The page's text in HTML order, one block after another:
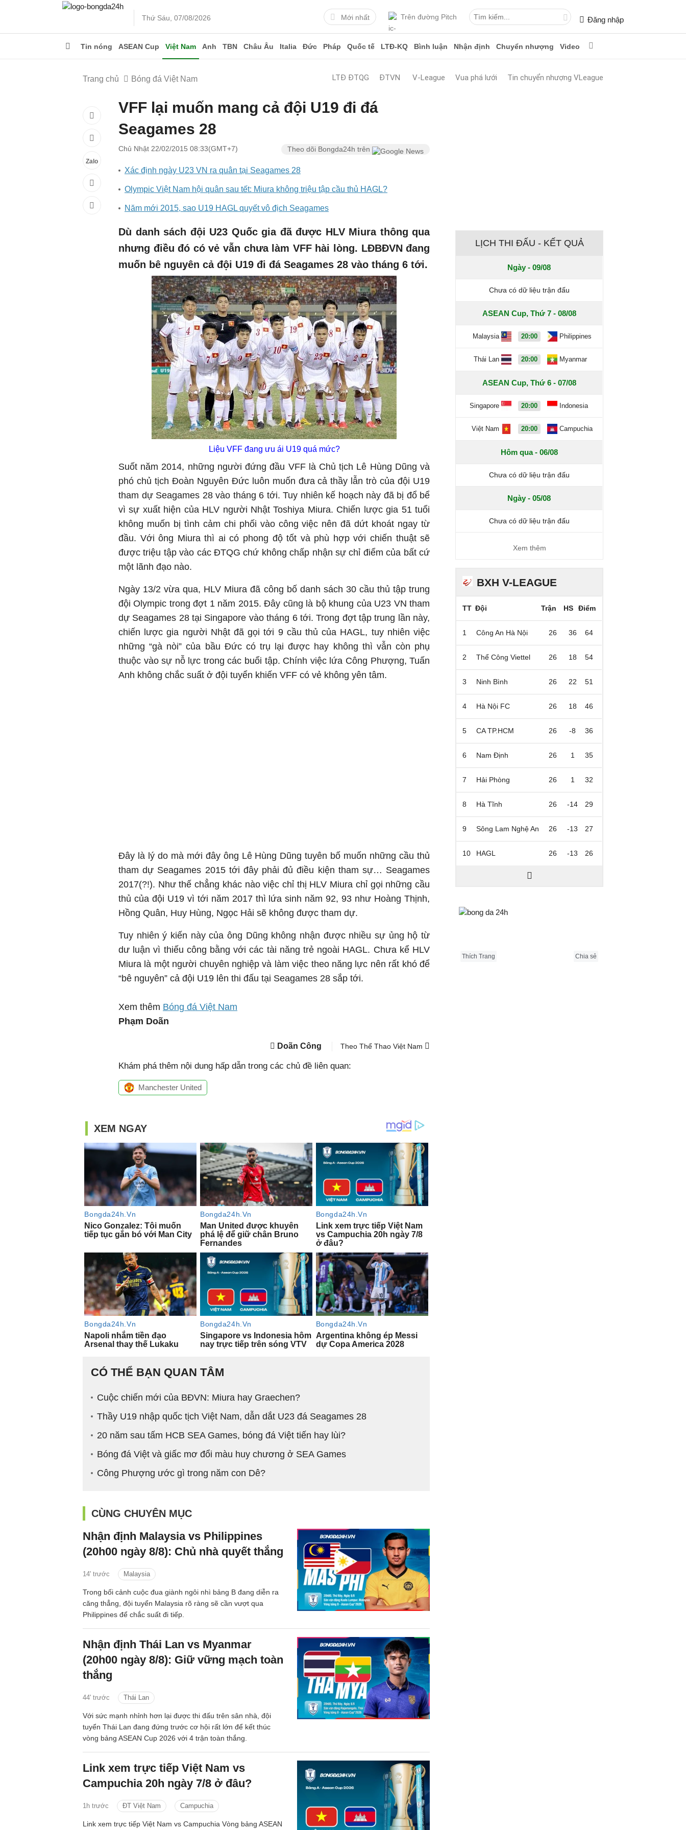
Thứ Sáu, 07/08/2026 Mới nhất Trên đường Pitch Đăng nhập
Tin nóng ASEAN Cup Việt Nam Anh TBN Châu Âu Italia Đức Pháp Quốc tế LTĐ-KQ Bình luận Nhận định Chuyển nhượng Video
Trang chủ Bóng đá Việt Nam LTĐ ĐTQG ĐTVN V-League Vua phá lưới Tin chuyển nhượng VLeague
Zalo
VFF lại muốn mang cả đội U19 đi đá
Seagames 28
Chủ Nhật 22/02/2015 08:33(GMT+7) Theo dõi Bongda24h trên
Xác định ngày U23 VN ra quân tại Seagames 28
Olympic Việt Nam hội quân sau tết: Miura không triệu tập cầu thủ HAGL?
Năm mới 2015, sao U19 HAGL quyết vô địch Seagames
Dù danh sách đội U23 Quốc gia đã được HLV Miura thông qua
nhưng điều đó có vẻ vẫn chưa làm VFF hài lòng. LĐBĐVN đang
muốn bê nguyên cả đội U19 đi đá Seagames 28 vào tháng 6 tới.
Liệu VFF đang ưu ái U19 quá mức?
Suốt năm 2014, những người đứng đầu VFF là Chủ tịch Lê Hùng Dũng và
phó chủ tịch Đoàn Nguyên Đức luôn muốn đưa cả thầy lẫn trò của đội U19
tham dự Seagames 28 vào tháng 6 tới. Tuy nhiên kế hoạch này đã bị đổ bể
vì sự xuất hiện của HLV người Nhật Toshiya Miura. Chiến lược gia 51 tuổi
không muốn bị tình cảm chi phối vào công việc nên đã dứt khoát ngay từ
đầu. Với ông Miura thì ai có phong độ tốt và phù hợp với chiến thuật sẽ
được triệu tập vào các ĐTQG chứ không chấp nhận sự chỉ điểm của bất cứ
một lãnh đạo nào.
Ngày 13/2 vừa qua, HLV Miura đã công bố danh sách 30 cầu thủ tập trung
đội Olympic trong đợt 1 năm 2015. Đây cũng là bộ khung của U23 VN tham
dự Seagames 28 tại Singapore vào tháng 6 tới. Trong đợt tập trung lần này,
chiến lược gia người Nhật đã gọi tới 9 cầu thủ của HAGL, tuy nhiên việc
những “gà nòi” của bầu Đức có trụ lại được hay không thì vẫn còn phụ
thuộc vào sự nỗ lực trong các buổi tập. Chính việc lứa Công Phượng, Tuấn
Anh không chắc suất ở đội tuyển khiến VFF có vẻ không yên tâm.
Đây là lý do mà mới đây ông Lê Hùng Dũng tuyên bố muốn những cầu thủ
tham dự Seagames 2015 tới đây phải đủ điều kiện tham sự… Seagames
2017(?!). Như thế chẳng khác nào việc chỉ thị HLV Miura chỉ gọi những cầu
thủ của đội U19 vì tới năm 2017 thì lứa sinh năm 92, 93 như Hoàng Thịnh,
Hồng Quân, Huy Hùng, Ngọc Hải sẽ không được tham dự.
Tuy nhiên ý kiến này của ông Dũng không nhận được nhiều sự ủng hộ từ
dư luận vì thiếu công bằng với các tài năng trẻ ngoài HAGL. Chưa kể HLV
Miura là một người chuyên nghiệp và làm việc theo năng lực nên rất khó để
“bê nguyên” cả đội U19 lên thi đấu tại Seagames 28 sắp tới.
Xem thêm Bóng đá Việt Nam
Phạm Doãn
Doãn Công Theo Thể Thao Việt Nam
Khám phá thêm nội dung hấp dẫn trong các chủ đề liên quan:
Manchester United
CÓ THỂ BẠN QUAN TÂM
Cuộc chiến mới của BĐVN: Miura hay Graechen?
Thầy U19 nhập quốc tịch Việt Nam, dẫn dắt U23 đá Seagames 28
20 năm sau tấm HCB SEA Games, bóng đá Việt tiến hay lùi?
Bóng đá Việt và giấc mơ đổi màu huy chương ở SEA Games
Công Phượng ước gì trong năm con Dê?
CÙNG CHUYÊN MỤC
Nhận định Malaysia vs Philippines
(20h00 ngày 8/8): Chủ nhà quyết thắng
14' trước Malaysia
Trong bối cảnh cuộc đua giành ngôi nhì bảng B đang diễn ra
căng thẳng, đội tuyển Malaysia rõ ràng sẽ cần vượt qua
Philippines để chắc suất đi tiếp.
Nhận định Thái Lan vs Myanmar
(20h00 ngày 8/8): Giữ vững mạch toàn
thắng
44' trước Thái Lan
Với sức mạnh nhỉnh hơn lại được thi đấu trên sân nhà, đội
tuyển Thái Lan đang đứng trước cơ hội rất lớn để kết thúc
vòng bảng ASEAN Cup 2026 với 4 trận toàn thắng.
Link xem trực tiếp Việt Nam vs
Campuchia 20h ngày 7/8 ở đâu?
1h trước ĐT Việt Nam Campuchia
Link xem trực tiếp Việt Nam vs Campuchia Vòng bảng ASEAN
LỊCH THI ĐẤU - KẾT QUẢ
Ngày - 09/08
Chưa có dữ liệu trận đấu
ASEAN Cup, Thứ 7 - 08/08
Malaysia 20:00 Philippines
Thái Lan 20:00 Myanmar
ASEAN Cup, Thứ 6 - 07/08
Singapore 20:00 Indonesia
Việt Nam 20:00 Campuchia
Hôm qua - 06/08
Chưa có dữ liệu trận đấu
Ngày - 05/08
Chưa có dữ liệu trận đấu
Xem thêm
BXH V-LEAGUE
TT Đội Trận HS Điểm
1 Công An Hà Nội 26 36 64
2 Thể Công Viettel 26 18 54
3 Ninh Bình 26 22 51
4 Hà Nội FC 26 18 46
5 CA TP.HCM 26 -8 36
6 Nam Định 26 1 35
7 Hải Phòng 26 1 32
8 Hà Tĩnh 26 -14 29
9 Sông Lam Nghệ An 26 -13 27
10 HAGL 26 -13 26
Thích Trang Chia sẻ